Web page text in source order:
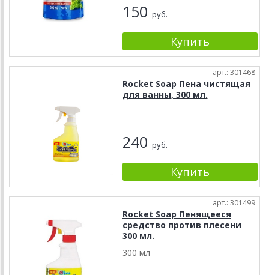
150 руб.
арт.: 301468
Rocket Soap Пена чистящая
для ванны, 300 мл.
240 руб.
арт.: 301499
Rocket Soap Пенящееся
средство против плесени
300 мл.
300 мл